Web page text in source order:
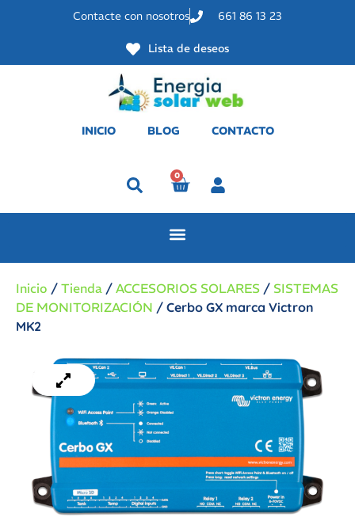
Contacte con nosotros 661 86 13 23
Lista de deseos
INICIO BLOG CONTACTO
0
Inicio / Tienda / ACCESORIOS SOLARES / SISTEMAS
DE MONITORIZACIÓN / Cerbo GX marca Victron
MK2